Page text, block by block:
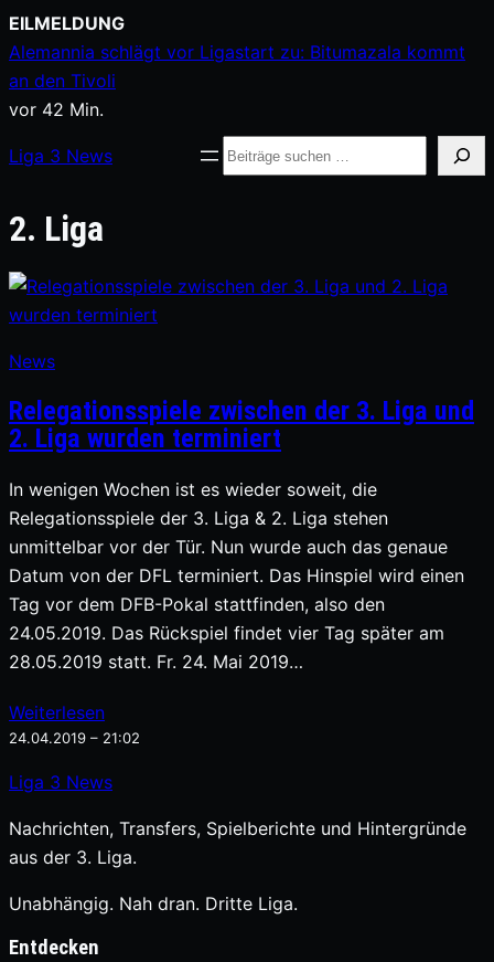
Zum
Inhalt
springen
EILMELDUNG
Alemannia schlägt vor Ligastart zu: Bitumazala kommt
an den Tivoli
vor 42 Min.
Liga 3 News Suche
2. Liga
News
Relegationsspiele zwischen der 3. Liga und
2. Liga wurden terminiert
In wenigen Wochen ist es wieder soweit, die
Relegationsspiele der 3. Liga & 2. Liga stehen
unmittelbar vor der Tür. Nun wurde auch das genaue
Datum von der DFL terminiert. Das Hinspiel wird einen
Tag vor dem DFB-Pokal stattfinden, also den
24.05.2019. Das Rückspiel findet vier Tag später am
28.05.2019 statt. Fr. 24. Mai 2019…
Weiterlesen
24.04.2019 – 21:02
Liga 3 News
Nachrichten, Transfers, Spielberichte und Hintergründe
aus der 3. Liga.
Unabhängig. Nah dran. Dritte Liga.
Entdecken